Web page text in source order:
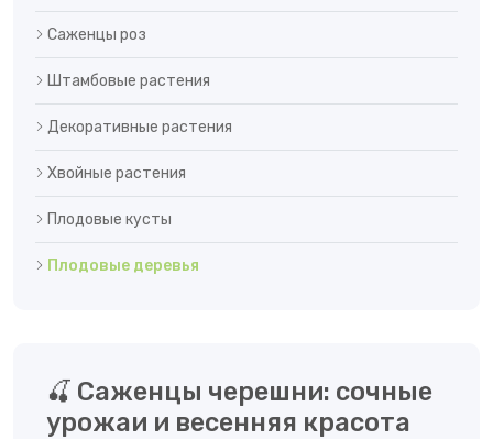
Саженцы роз
Штамбовые растения
Декоративные растения
Хвойные растения
Плодовые кусты
Плодовые деревья
🍒 Саженцы черешни: сочные
урожаи и весенняя красота